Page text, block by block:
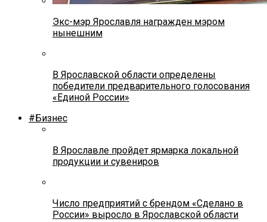
Экс-мэр Ярославля награжден мэром
нынешним
В Ярославской области определены
победители предварительного голосования
«Единой России»
#Бизнес
В Ярославле пройдет ярмарка локальной
продукции и сувениров
Число предприятий с брендом «Сделано в
России» выросло в Ярославской области